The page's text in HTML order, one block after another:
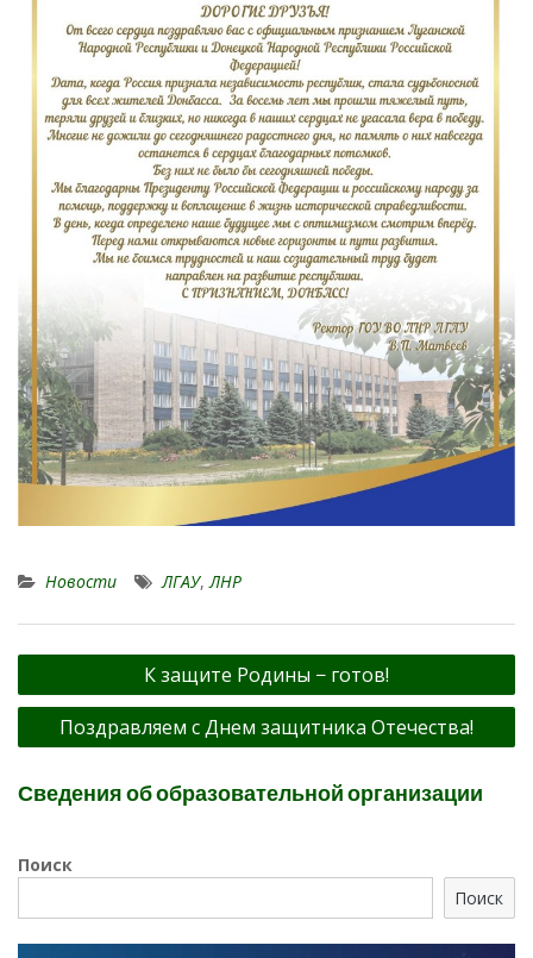
Новости ЛГАУ, ЛНР
Навигация
по
записям
К защите Родины − готов!
Поздравляем с Днем защитника Отечества!
Сведения об образовательной организации
Поиск
Поиск